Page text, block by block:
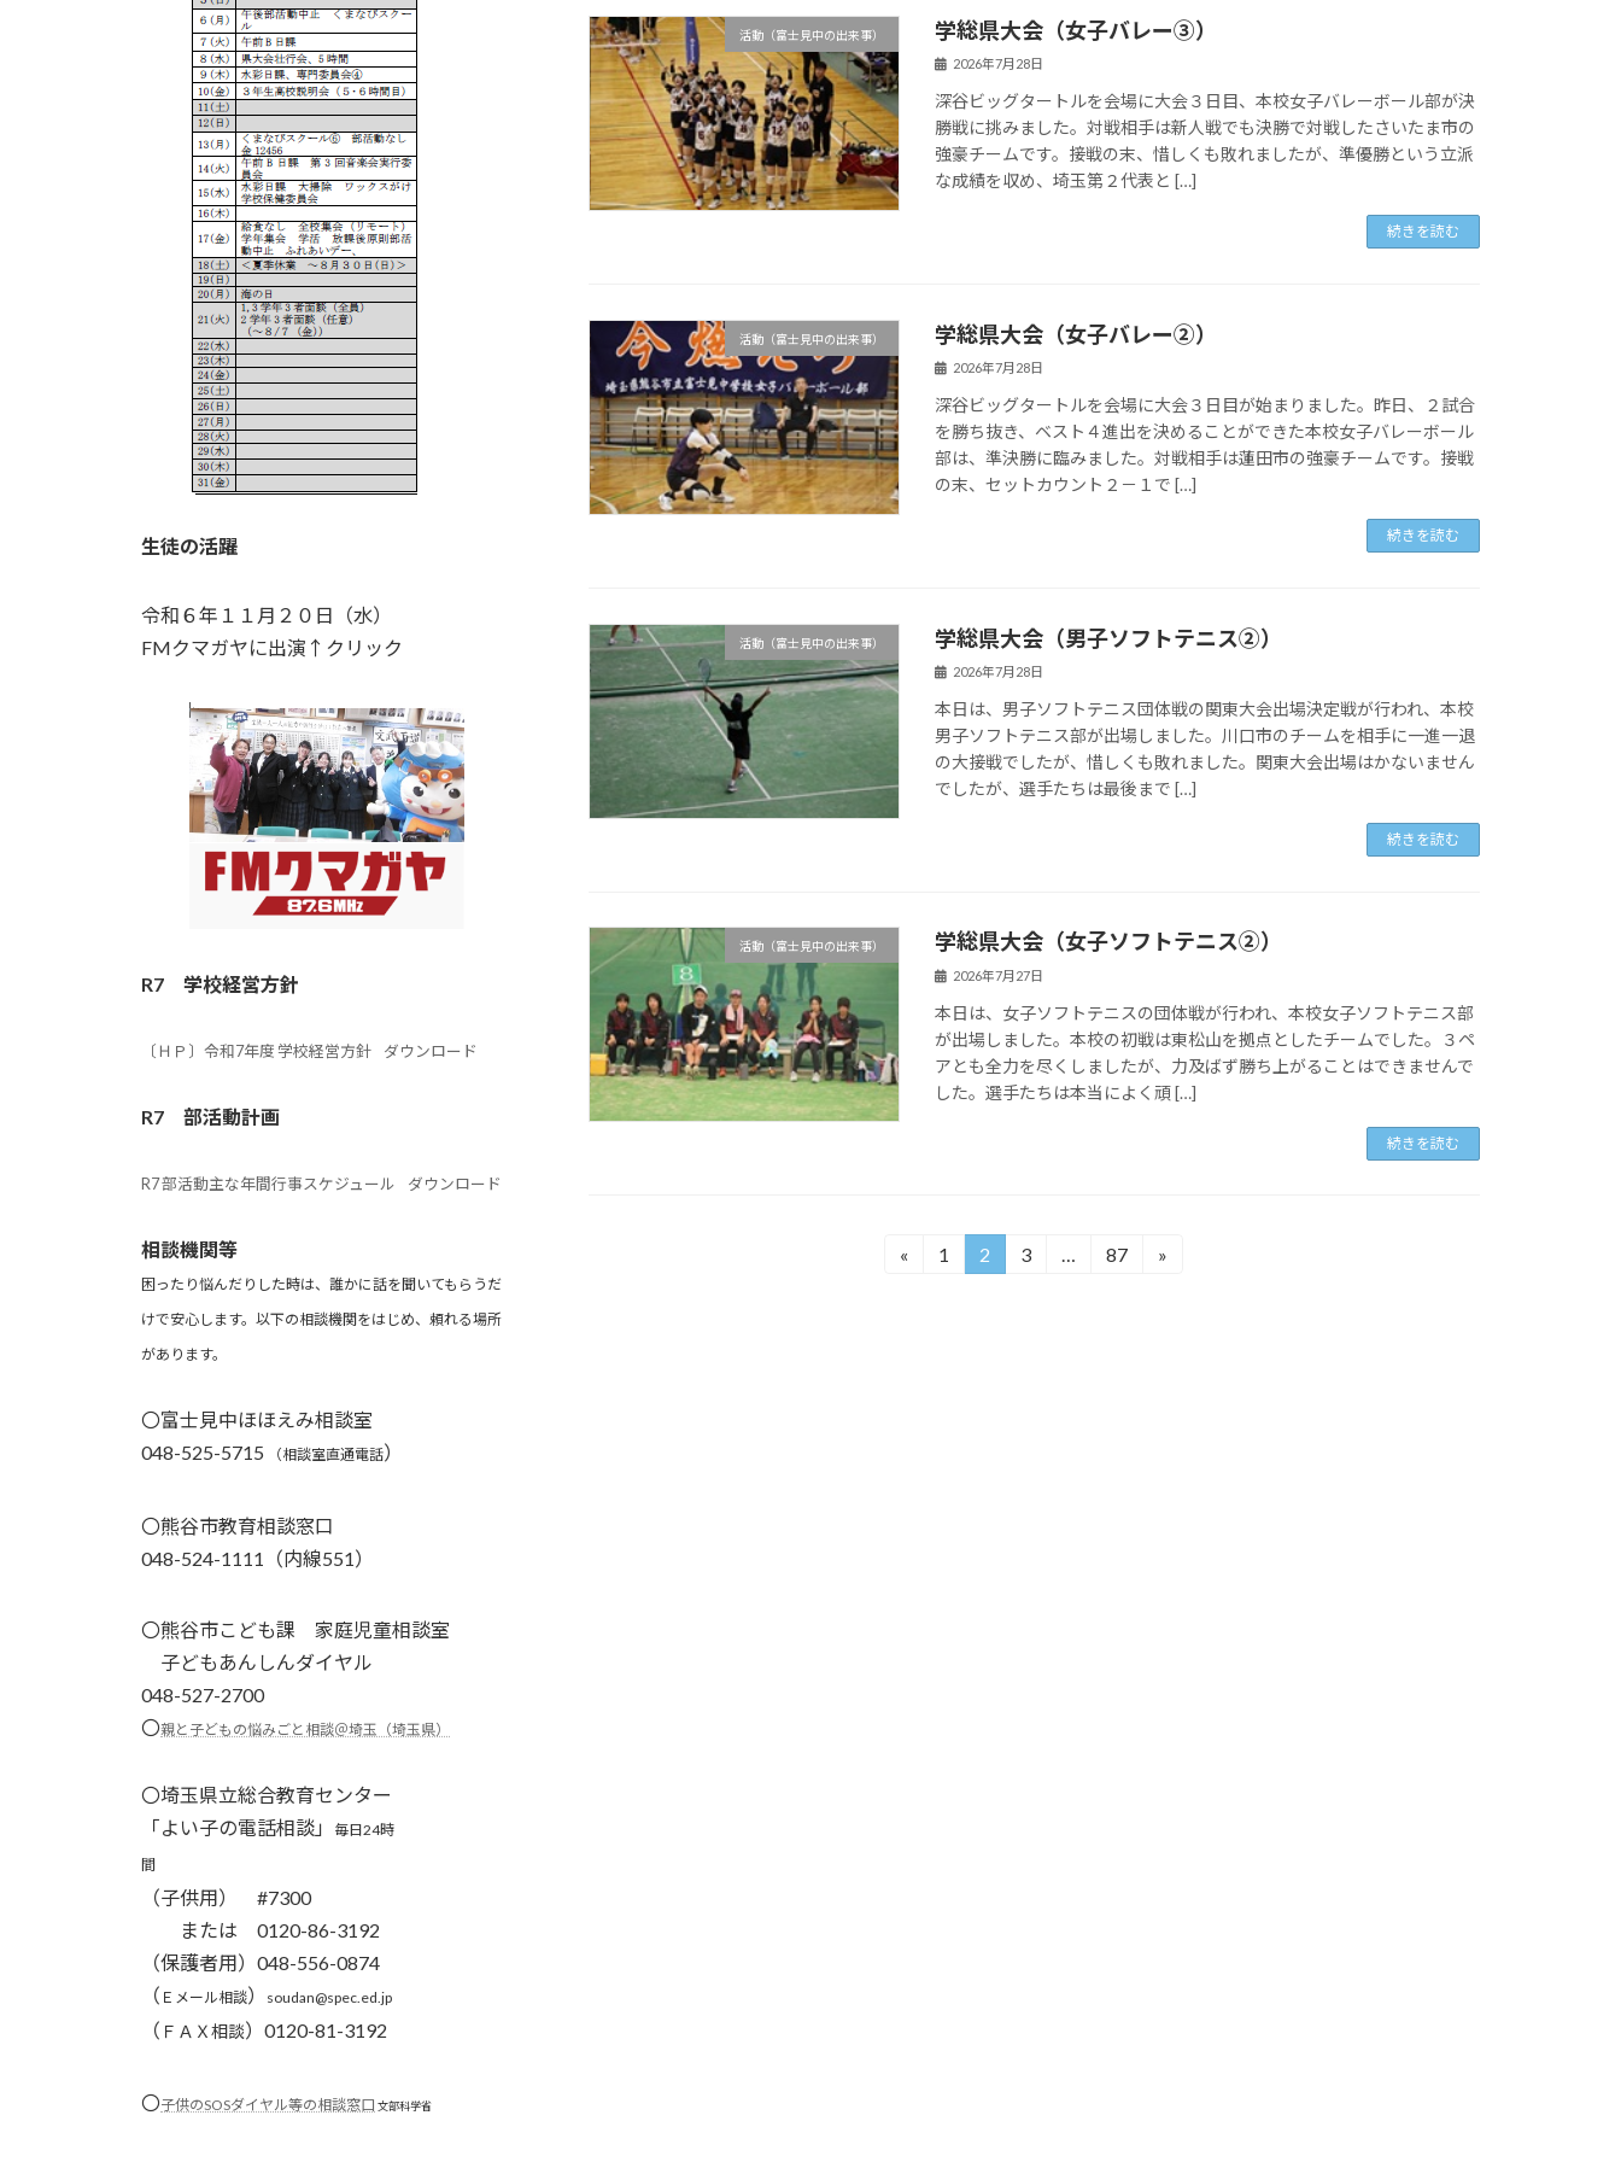
活動（富士見中の出来事） 学総県大会（女子バレー③）
2026年7月28日
深谷ビッグタートルを会場に大会３日目、本校女子バレーボール部が決
勝戦に挑みました。対戦相手は新人戦でも決勝で対戦したさいたま市の
強豪チームです。接戦の末、惜しくも敗れましたが、準優勝という立派
な成績を収め、埼玉第２代表と […]
続きを読む
活動（富士見中の出来事） 学総県大会（女子バレー②）
2026年7月28日
深谷ビッグタートルを会場に大会３日目が始まりました。昨日、２試合
を勝ち抜き、ベスト４進出を決めることができた本校女子バレーボール
部は、準決勝に臨みました。対戦相手は蓮田市の強豪チームです。接戦
の末、セットカウント２－１で […]
続きを読む
活動（富士見中の出来事） 学総県大会（男子ソフトテニス②）
2026年7月28日
本日は、男子ソフトテニス団体戦の関東大会出場決定戦が行われ、本校
男子ソフトテニス部が出場しました。川口市のチームを相手に一進一退
の大接戦でしたが、惜しくも敗れました。関東大会出場はかないません
でしたが、選手たちは最後まで […]
続きを読む
活動（富士見中の出来事） 学総県大会（女子ソフトテニス②）
2026年7月27日
本日は、女子ソフトテニスの団体戦が行われ、本校女子ソフトテニス部
が出場しました。本校の初戦は東松山を拠点としたチームでした。３ペ
アとも全力を尽くしましたが、力及ばず勝ち上がることはできませんで
した。選手たちは本当によく頑 […]
続きを読む
«
固
1
固
2
固
3 …
固
87 »
生徒の活躍
令和６年１１月２０日（水）
FMクマガヤに出演↑クリック
R7 学校経営方針
〔ＨＰ〕令和7年度 学校経営方針 ダウンロード
R7 部活動計画
R7 部活動主な年間行事スケジュール ダウンロード
相談機関等
困ったり悩んだりした時は、誰かに話を聞いてもらうだ
けで安心します。以下の相談機関をはじめ、頼れる場所
があります。
〇富士見中ほほえみ相談室
048-525-5715
（相談室直通電話）
〇熊谷市教育相談窓口
048-524-1111（内線551）
〇熊谷市こども課 家庭児童相談室
子どもあんしんダイヤル
048-527-2700
〇親と子どもの悩みごと相談＠埼玉（埼玉県）
〇埼玉県立総合教育センター
「よい子の電話相談」
毎日24時
間
（子供用） #7300
または 0120-86-3192
（保護者用）048-556-0874
（ Ｅメール相談） soudan@spec.ed.jp
（ ＦＡＸ相談）0120-81-3192
〇子供のSOSダイヤル等の相談窓口 文部科学省